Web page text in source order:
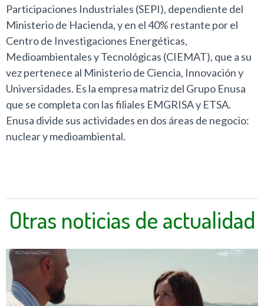
Participaciones Industriales (SEPI), dependiente del
Ministerio de Hacienda, y en el 40% restante por el
Centro de Investigaciones Energéticas,
Medioambientales y Tecnológicas (CIEMAT), que a su
vez pertenece al Ministerio de Ciencia, Innovación y
Universidades. Es la empresa matriz del Grupo Enusa
que se completa con las filiales EMGRISA y ETSA.
Enusa divide sus actividades en dos áreas de negocio:
nuclear y medioambiental.
Otras noticias de actualidad